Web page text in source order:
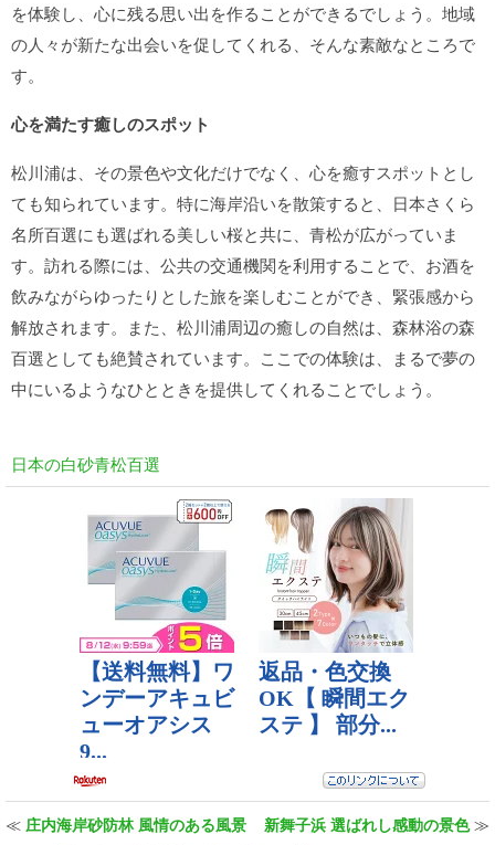
を体験し、心に残る思い出を作ることができるでしょう。地域
の人々が新たな出会いを促してくれる、そんな素敵なところで
す。
心を満たす癒しのスポット
松川浦は、その景色や文化だけでなく、心を癒すスポットとし
ても知られています。特に海岸沿いを散策すると、日本さくら
名所百選にも選ばれる美しい桜と共に、青松が広がっていま
す。訪れる際には、公共の交通機関を利用することで、お酒を
飲みながらゆったりとした旅を楽しむことができ、緊張感から
解放されます。また、松川浦周辺の癒しの自然は、森林浴の森
百選としても絶賛されています。ここでの体験は、まるで夢の
中にいるようなひとときを提供してくれることでしょう。
日本の白砂青松百選
≪ 庄内海岸砂防林 風情のある風景 新舞子浜 選ばれし感動の景色≫